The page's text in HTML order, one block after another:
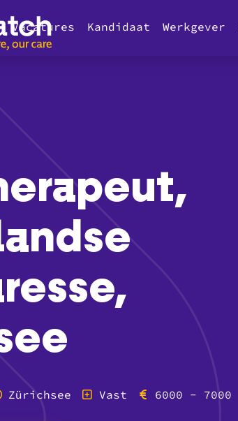
Vacatures Kandidaat Werkgever
Zürichsee Vast 6000 - 7000